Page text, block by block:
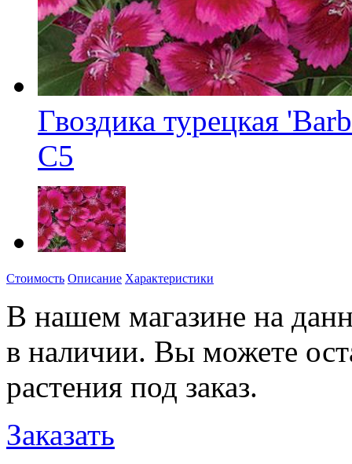
Гвоздика турецкая
C5
Стоимость Описание Характеристики
В нашем магазине на
в наличии. Вы можете
растения под заказ.
Заказать